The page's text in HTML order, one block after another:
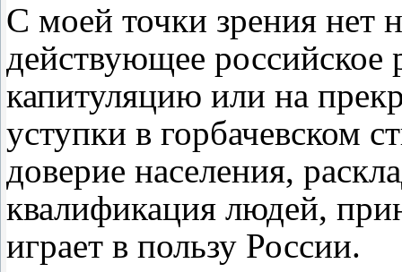
С моей точки зрения нет
действующее российское
капитуляцию или на
уступки в горбачевском
доверие населения,
квалификация людей,
играет в пользу России.